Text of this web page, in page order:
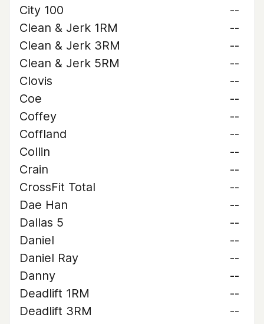
City 100
--
Clean & Jerk 1RM
--
Clean & Jerk 3RM
--
Clean & Jerk 5RM
--
Clovis
--
Coe
--
Coffey
--
Coffland
--
Collin
--
Crain
--
CrossFit Total
--
Dae Han
--
Dallas 5
--
Daniel
--
Daniel Ray
--
Danny
--
Deadlift 1RM
--
Deadlift 3RM
--